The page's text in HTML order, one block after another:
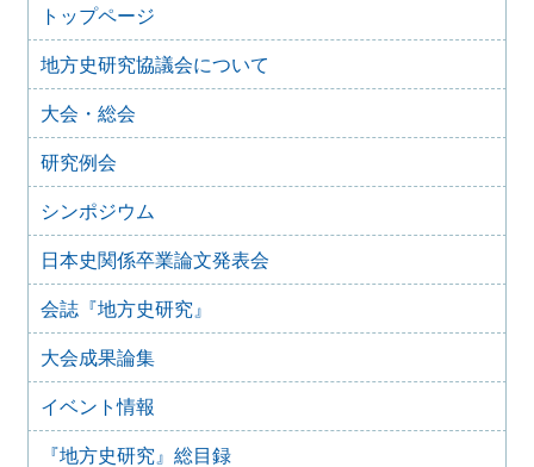
2024年10月27日
地方史研究協議会歴史教育シンポジウム 地方史研究と歴
史教育
2024年8月9日
歴史シンポジウム 水無瀬離宮の黎明と終焉～水無瀬とい
う場を考える
2024年4月16日
四国地域史研究連絡協議会香川大会＋香川歴史学会70周年
記念大会 古代四国における都鄙間・地域間交流（2023年
7月29日）
2023年2月25日
【オンライン】群馬歴史資料継承ネットワーク（ぐんま史
料ネット） 群馬県立女子大学群馬学センター ぐんま地域
文化遺産フォーラム 2022開催のお知らせ
2022年8月28日
第 17 回シンポジウム 歴史教科書・いままでとこれから
トップページ
地方史研究協議会について
大会・総会
研究例会
シンポジウム
日本史関係卒業論文発表会
会誌『地方史研究』
大会成果論集
イベント情報
『地方史研究』総目録